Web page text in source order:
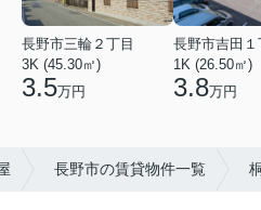
長野市三輪２丁目
3K (45.30㎡)
3.5万円
長野市吉田１
1K (26.50㎡)
3.8万円
長野市の賃貸物件一覧